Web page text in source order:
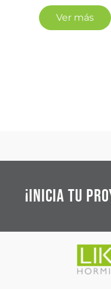
Ver más
¡Inicia tu